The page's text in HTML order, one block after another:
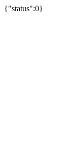
{"status":0}